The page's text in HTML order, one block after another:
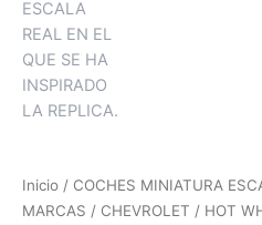
Inicio / COCHES MINIATURA
MARCAS / CHEVROLET / HOT